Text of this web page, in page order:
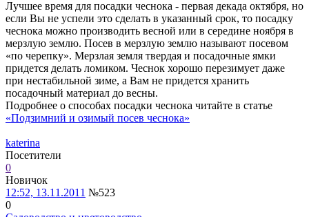
Лучшее время для посадки чеснока - первая декада октября, но
если Вы не успели это сделать в указанный срок, то посадку
чеснока можно производить весной или в середине ноября в
мерзлую землю. Посев в мерзлую землю называют посевом
«по черепку». Мерзлая земля твердая и посадочные ямки
придется делать ломиком. Чеснок хорошо перезимует даже
при нестабильной зиме, а Вам не придется хранить
посадочный материал до весны.
Подробнее о способах посадки чеснока читайте в статье
«Подзимний и озимый посев чеснока»
katerina
Посетители
0
Новичок
12:52, 13.11.2011 №523
0